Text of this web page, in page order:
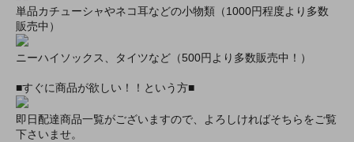
単品カチューシャやネコ耳などの小物類（1000円程度より多数
販売中）
ニーハイソックス、タイツなど（500円より多数販売中！）
■すぐに商品が欲しい！！という方■
即日配達商品一覧がございますので、よろしければそちらをご覧
下さいませ。